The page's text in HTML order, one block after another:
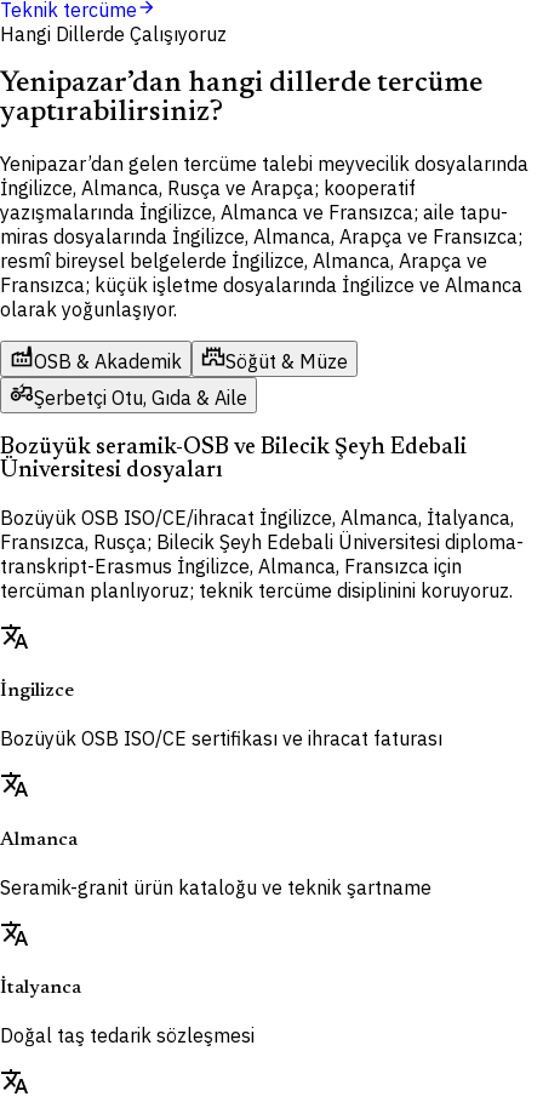
Teknik tercümearrow_forward
Hangi Dillerde Çalışıyoruz
Yenipazar’dan hangi dillerde tercüme
yaptırabilirsiniz?
Yenipazar’dan gelen tercüme talebi meyvecilik dosyalarında
İngilizce, Almanca, Rusça ve Arapça; kooperatif
yazışmalarında İngilizce, Almanca ve Fransızca; aile tapu-
miras dosyalarında İngilizce, Almanca, Arapça ve Fransızca;
resmî bireysel belgelerde İngilizce, Almanca, Arapça ve
Fransızca; küçük işletme dosyalarında İngilizce ve Almanca
olarak yoğunlaşıyor.
factoryOSB & Akademik castleSöğüt & Müze
agricultureŞerbetçi Otu, Gıda & Aile
Bozüyük seramik-OSB ve Bilecik Şeyh Edebali
Üniversitesi dosyaları
Bozüyük OSB ISO/CE/ihracat İngilizce, Almanca, İtalyanca,
Fransızca, Rusça; Bilecik Şeyh Edebali Üniversitesi diploma-
transkript-Erasmus İngilizce, Almanca, Fransızca için
tercüman planlıyoruz; teknik tercüme disiplinini koruyoruz.
translate
İngilizce
Bozüyük OSB ISO/CE sertifikası ve ihracat faturası
translate
Almanca
Seramik-granit ürün kataloğu ve teknik şartname
translate
İtalyanca
Doğal taş tedarik sözleşmesi
translate